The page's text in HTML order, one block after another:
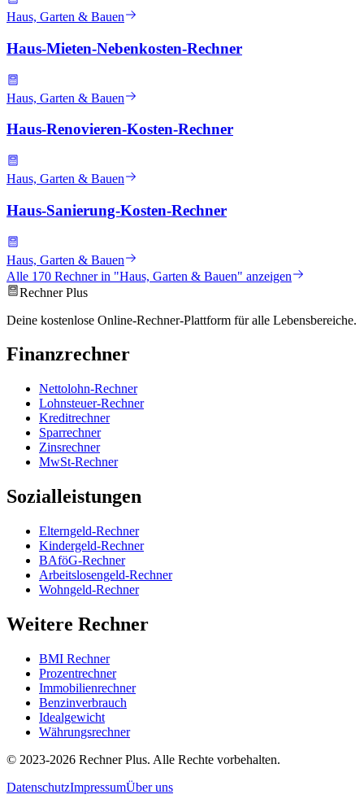
Haus, Garten & Bauen
Haus-Mieten-Nebenkosten-Rechner
Haus, Garten & Bauen
Haus-Renovieren-Kosten-Rechner
Haus, Garten & Bauen
Haus-Sanierung-Kosten-Rechner
Haus, Garten & Bauen
Alle 170 Rechner in "Haus, Garten & Bauen" anzeigen
Rechner Plus
Deine kostenlose Online-Rechner-Plattform für alle Lebensbereiche.
Finanzrechner
Nettolohn-Rechner
Lohnsteuer-Rechner
Kreditrechner
Sparrechner
Zinsrechner
MwSt-Rechner
Sozialleistungen
Elterngeld-Rechner
Kindergeld-Rechner
BAföG-Rechner
Arbeitslosengeld-Rechner
Wohngeld-Rechner
Weitere Rechner
BMI Rechner
Prozentrechner
Immobilienrechner
Benzinverbrauch
Idealgewicht
Währungsrechner
© 2023-2026 Rechner Plus. Alle Rechte vorbehalten.
DatenschutzImpressumÜber uns